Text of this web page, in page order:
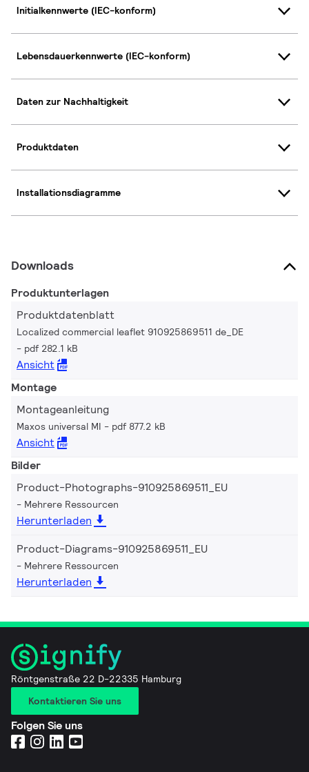
Initialkennwerte (IEC-konform)
Lebensdauerkennwerte (IEC-konform)
Daten zur Nachhaltigkeit
Produktdaten
Installationsdiagramme
Downloads
Produktunterlagen
Produktdatenblatt
Localized commercial leaflet 910925869511 de_DE
pdf 282.1 kB
Ansicht
Montage
Montageanleitung
Maxos universal MI pdf 877.2 kB
Ansicht
Bilder
Product-Photographs-910925869511_EU
Mehrere Ressourcen
Herunterladen
Product-Diagrams-910925869511_EU
Mehrere Ressourcen
Herunterladen
Röntgenstraße 22 D-22335 Hamburg
Kontaktieren Sie uns
Folgen Sie uns